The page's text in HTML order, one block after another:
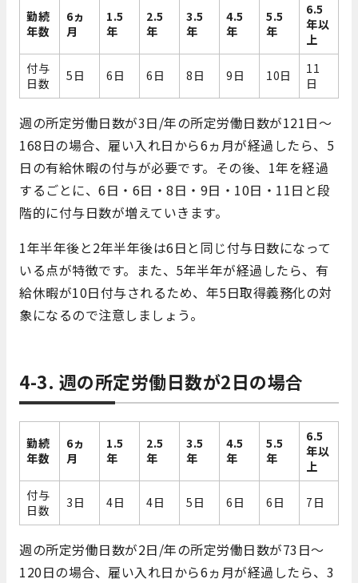
勤続
年数
6ヵ
月
1.5
年
2.5
年
3.5
年
4.5
年
5.5
年
6.5
年以
上
付与
日数
5日 6日 6日 8日 9日 10日
11
日
週の所定労働日数が3日/年の所定労働日数が121日～
168日の場合、雇い入れ日から6ヵ月が経過したら、5
日の有給休暇の付与が必要です。その後、1年を経過
するごとに、6日・6日・8日・9日・10日・11日と段
階的に付与日数が増えていきます。
1年半年後と2年半年後は6日と同じ付与日数になって
いる点が特徴です。また、5年半年が経過したら、有
給休暇が10日付与されるため、年5日取得義務化の対
象になるので注意しましょう。
4-3. 週の所定労働日数が2日の場合
勤続
年数
6ヵ
月
1.5
年
2.5
年
3.5
年
4.5
年
5.5
年
6.5
年以
上
付与
日数
3日 4日 4日 5日 6日 6日 7日
週の所定労働日数が2日/年の所定労働日数が73日～
120日の場合、雇い入れ日から6ヵ月が経過したら、3